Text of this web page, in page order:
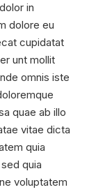
in
dolore eu
cupidatat
unt mollit
omnis iste
quae ab illo
vitae dicta
quia
quia
voluptatem